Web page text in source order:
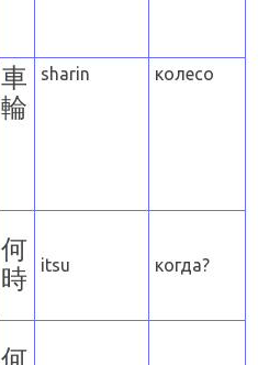
車
輪
sharin колесо
何
時
itsu когда?